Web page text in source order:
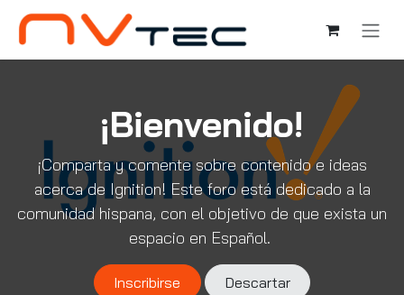
Ir al contenido
¡Bienvenido!
¡Comparta y comente sobre contenido e ideas
acerca de Ignition! Este foro está dedicado a la
comunidad hispana, con el objetivo de que exista un
espacio en Español.
Inscribirse Descartar